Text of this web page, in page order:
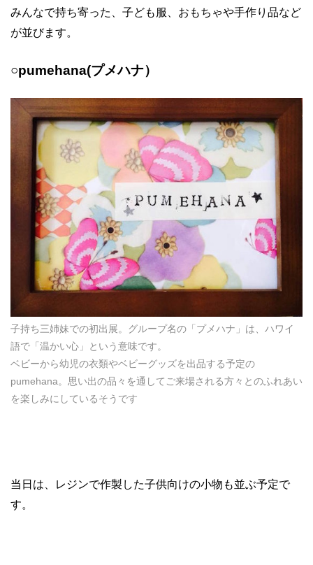
みんなで持ち寄った、子ども服、おもちゃや手作り品など
が並びます。
○pumehana(プメハナ）
子持ち三姉妹での初出展。グループ名の「プメハナ」は、ハワイ
語で「温かい心」という意味です。
ベビーから幼児の衣類やベビーグッズを出品する予定の
pumehana。思い出の品々を通してご来場される方々とのふれあい
を楽しみにしているそうです
当日は、レジンで作製した子供向けの小物も並ぶ予定で
す。